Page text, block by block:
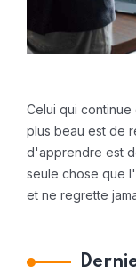
Celui qui
plus beau est de
d'apprendre est
seule chose que
et ne regrette